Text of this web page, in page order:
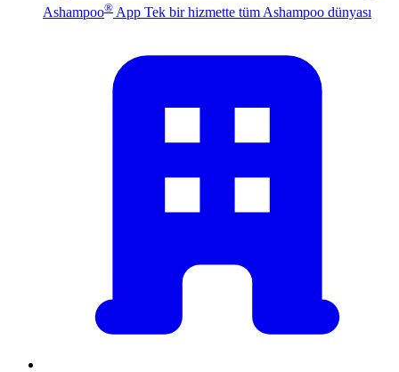
Ashampoo® App Tek bir hizmette tüm Ashampoo dünyası